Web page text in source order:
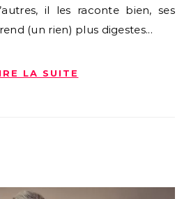
il les raconte bien, ses
(un rien) plus digestes...
LA SUITE